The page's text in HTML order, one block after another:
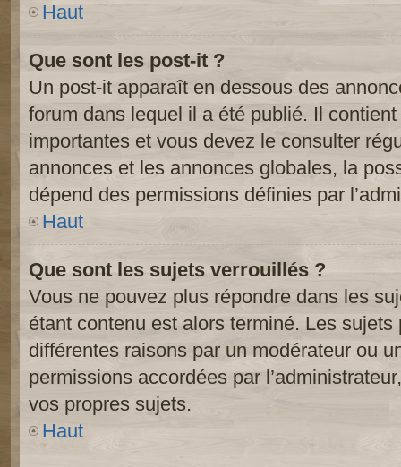
Haut
Que sont les post-it ?
Un post-it apparaît en dessous des
forum dans lequel il a été publié. Il
importantes et vous devez le consulter
annonces et les annonces globales, la
dépend des permissions définies par
Haut
Que sont les sujets verrouillés ?
Vous ne pouvez plus répondre dans les
étant contenu est alors terminé. Les
différentes raisons par un modérateur ou
permissions accordées par
vos propres sujets.
Haut